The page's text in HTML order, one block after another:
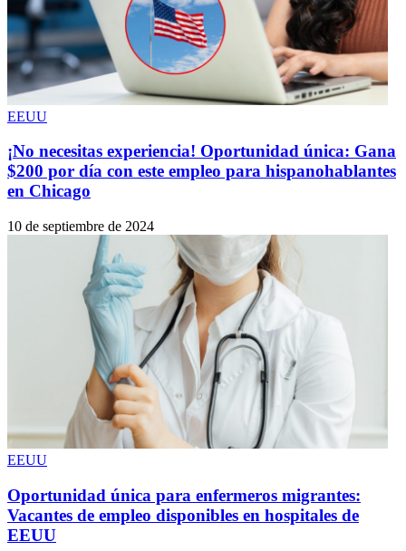
EEUU
¡No necesitas experiencia! Oportunidad única: Gana
$200 por día con este empleo para hispanohablantes
en Chicago
10 de septiembre de 2024
EEUU
Oportunidad única para enfermeros migrantes:
Vacantes de empleo disponibles en hospitales de
EEUU